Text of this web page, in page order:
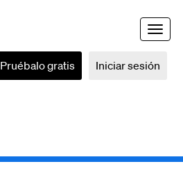
Toggle
Iniciar sesión
Pruébalo gratis